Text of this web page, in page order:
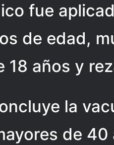
fue
de edad,
18 años y
la
de